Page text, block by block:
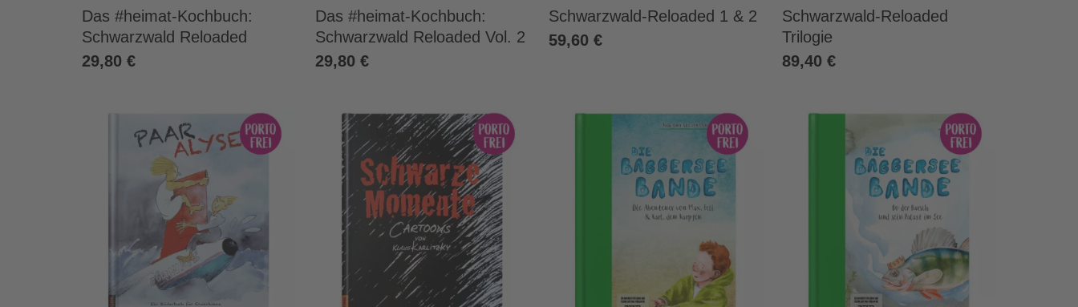
Das #heimat-Kochbuch:
Schwarzwald Reloaded
29,80 €
Das #heimat-Kochbuch:
Schwarzwald Reloaded Vol. 2
29,80 €
Schwarzwald-Reloaded 1 & 2
59,60 €
Schwarzwald-Reloaded
Trilogie
89,40 €